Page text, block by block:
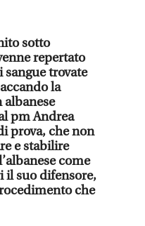
sotto
repertato
trovate
la
pm Andrea
prova, che non
e stabilire
come
il suo difensore,
che